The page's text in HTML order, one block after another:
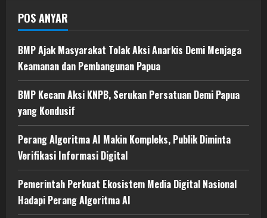
POS ANYAR
BMP Ajak Masyarakat Tolak Aksi Anarkis Demi Menjaga
Keamanan dan Pembangunan Papua
BMP Kecam Aksi KNPB, Serukan Persatuan Demi Papua
yang Kondusif
Perang Algoritma AI Makin Kompleks, Publik Diminta
Verifikasi Informasi Digital
Pemerintah Perkuat Ekosistem Media Digital Nasional
Hadapi Perang Algoritma AI